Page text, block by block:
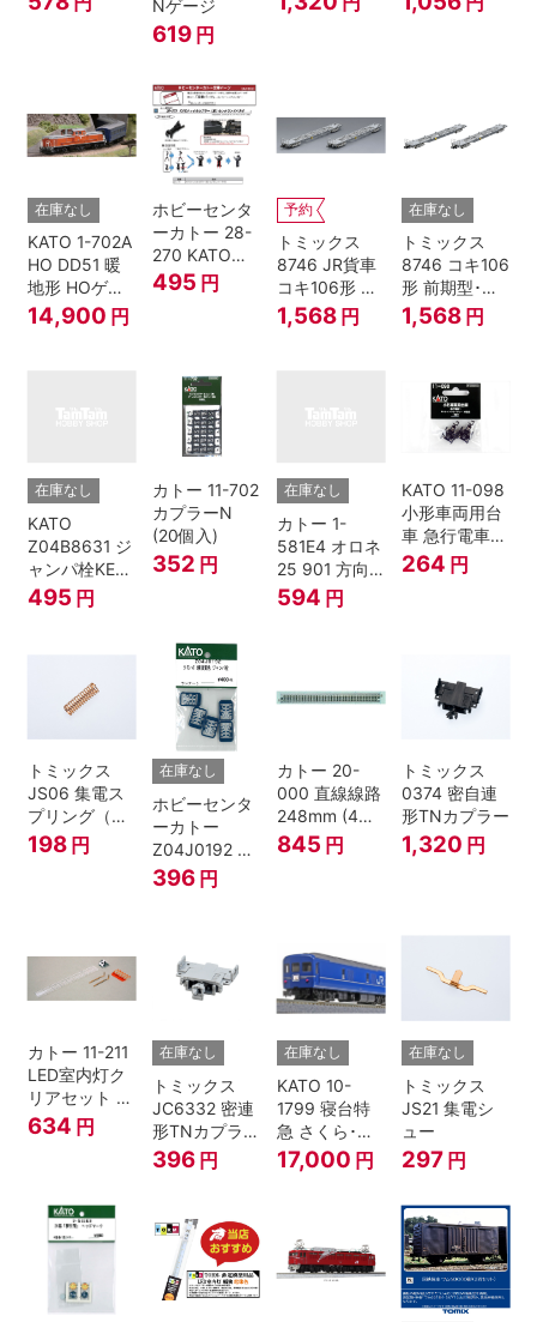
Nゲージ
619 円
イプ)
在庫なし
KATO 1-702A
HO DD51 暖
地形 HOゲー
ジ
14,900 円
ホビーセンタ
ーカトー 28-
270 KATOナ
ックルカプラ
495 円
予約
トミックス
8746 JR貨車
コキ106形 前
期型･新塗装･
コンテナな
1,568 円
在庫なし
トミックス
8746 コキ106
形 前期型･新
塗装･コンテ
ナなし･2両セ
1,568 円
在庫なし
KATO
Z04B8631 ジ
ャンパ栓KE76
濃青 ランナー
495 円
カトー 11-702
カプラーN
(20個入)
352 円
在庫なし
カトー 1-
581E4 オロネ
25 901 方向
幕 4両分
594 円
KATO 11-098
小形車両用台
車 急行電車1
Bトレインシ
ョーティー 対
264 円
トミックス
JS06 集電ス
プリング（Ｌ
=7.5mm・4個
入） 鉄道模型
198 円
在庫なし
ホビーセンタ
ーカトー
Z04J0192 ク
モハ115 横須
賀色 ジャンパ
396 円
カトー 20-
000 直線線路
248mm (4本
入) Nゲージ
845 円
トミックス
0374 密自連
形TNカプラー
1,320 円
カトー 11-211
LED室内灯ク
リアセット N
ゲージ
634 円
在庫なし
トミックス
JC6332 密連
形TNカプラー
(SPグレー電
連付・211系)
396 円
在庫なし
KATO 10-
1799 寝台特
急 さくら･は
やぶさ/富士
24系 9両セッ
17,000 円
在庫なし
トミックス
JS21 集電シ
ュー
297 円